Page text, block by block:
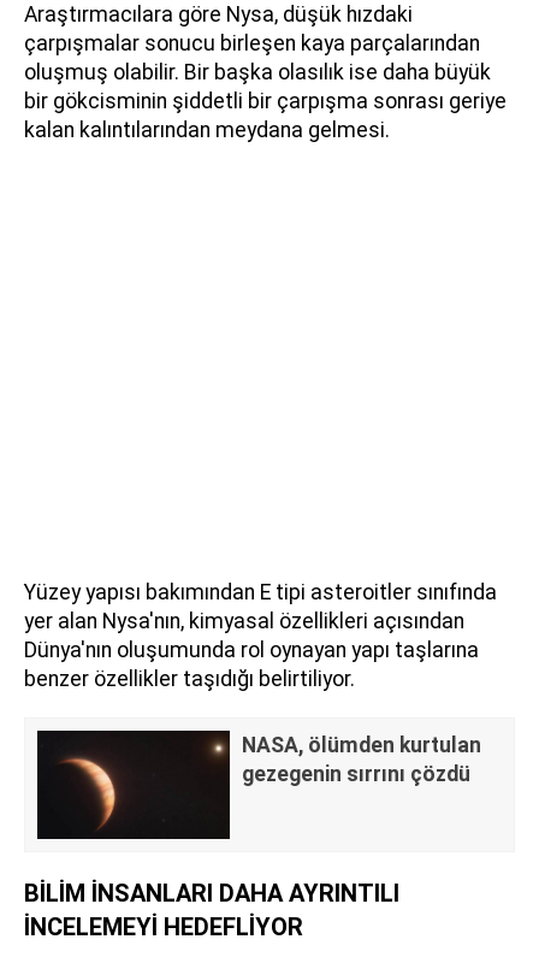
Araştırmacılara göre Nysa, düşük hızdaki
çarpışmalar sonucu birleşen kaya parçalarından
oluşmuş olabilir. Bir başka olasılık ise daha büyük
bir gökcisminin şiddetli bir çarpışma sonrası geriye
kalan kalıntılarından meydana gelmesi.
Yüzey yapısı bakımından E tipi asteroitler sınıfında
yer alan Nysa'nın, kimyasal özellikleri açısından
Dünya'nın oluşumunda rol oynayan yapı taşlarına
benzer özellikler taşıdığı belirtiliyor.
NASA, ölümden kurtulan
gezegenin sırrını çözdü
BİLİM İNSANLARI DAHA AYRINTILI
İNCELEMEYİ HEDEFLİYOR